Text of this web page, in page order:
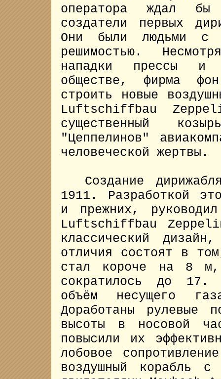
оператора ждал бы
создатели первых
Они были людьми с
решимостью.
нападки прессы и
обществе, фирма
строить новые
Luftschiffbau
существенный
"Цеппелинов"
человеческой жертвы.
Создание
1911. Разработкой
и прежних,
Luftschiffbau
классический
отличия состоят в
стал короче на 8 м,
сократилось до 17.
объём несущего
Доработаны рулевые
высоты в носовой
повысили их
лобовое
воздушный корабль